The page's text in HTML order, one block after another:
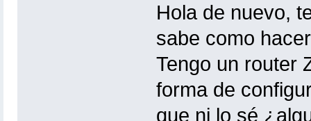
Hola de nuevo,
sabe como
Tengo un router
forma de
que ni lo sé